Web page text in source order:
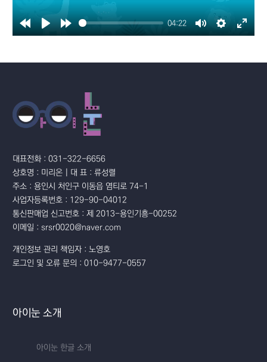
Rewind
Play Forward
04:22
MuteSettings
Enter
대표전화 : 031-322-6656
상호명 : 미리온 | 대 표 : 류성렬
주소 : 용인시 처인구 이동읍 염티로 74-1
사업자등록번호 : 129-90-04012
통신판매업 신고번호 : 제 2013-용인기흥-00252
이메일 : srsr0020@naver.com
개인정보 관리 책임자 : 노영호
로그인 및 오류 문의 : 010-9477-0557
아이눈 소개
아이눈 한글 소개